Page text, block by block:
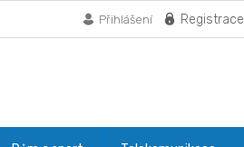
Registrace
Přihlášení